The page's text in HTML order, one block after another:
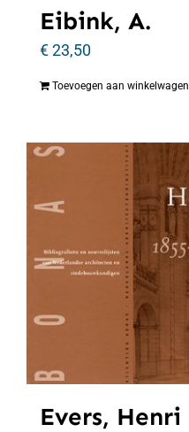
Eibink, A.
€23,50
Toevoegen aan winkelwagen
Evers, Henri